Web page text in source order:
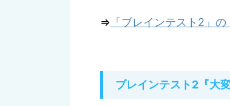
『大変な高校生活』レベ